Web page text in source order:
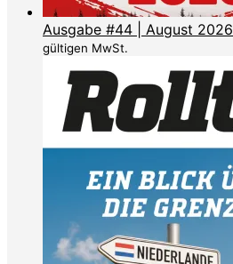
Ausgabe #44 | August 2026
gültigen MwSt.